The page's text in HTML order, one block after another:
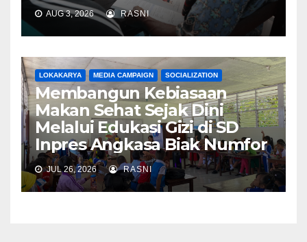
AUG 3, 2026 RASNI
LOKAKARYA MEDIA CAMPAIGN SOCIALIZATION
Membangun Kebiasaan
Makan Sehat Sejak Dini
Melalui Edukasi Gizi di SD
Inpres Angkasa Biak Numfor
JUL 26, 2026 RASNI